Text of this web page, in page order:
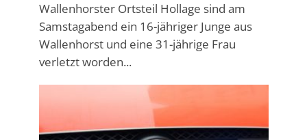
Wallenhorster Ortsteil Hollage sind am
Samstagabend ein 16-jähriger Junge aus
Wallenhorst und eine 31-jährige Frau
verletzt worden...